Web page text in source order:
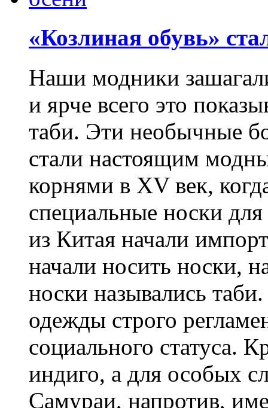
«Козлиная обувь»
Наши модники
и ярче всего это
таби. Эти необычные
стали настоящим
корнями в XV век,
специальные носки
из Китая начали
начали носить носки,
носки назывались
одежды строго
социального статуса.
индиго, а для особых
Самураи, напротив,